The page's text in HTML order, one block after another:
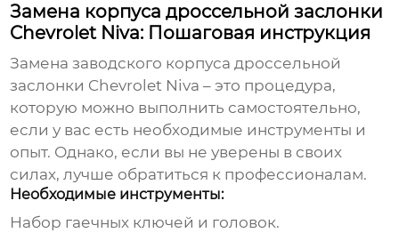
Замена корпуса дроссельной заслонки
Chevrolet Niva: Пошаговая инструкция
Заменазаводского корпуса дроссельной
заслонки Chevrolet Niva – это процедура,
которую можно выполнить самостоятельно,
если у вас есть необходимые инструменты и
опыт. Однако, если вы не уверены в своих
силах, лучше обратиться к профессионалам.
Необходимые инструменты:
Набор гаечных ключей и головок.